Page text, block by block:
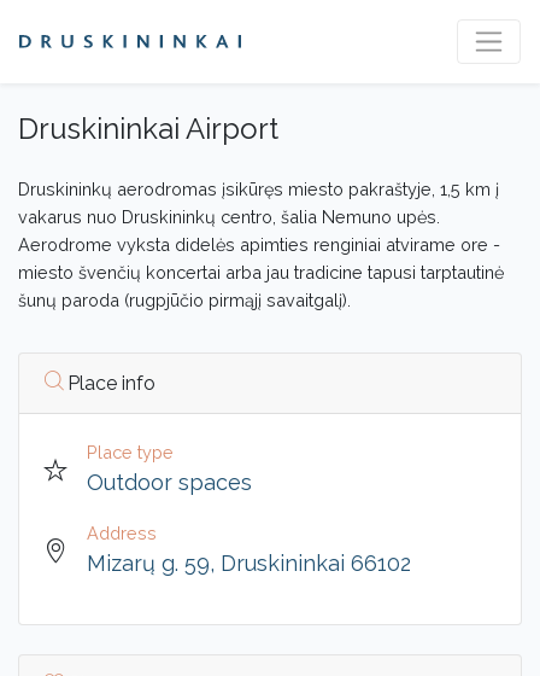
Druskininkai Airport
Druskininkų aerodromas įsikūręs miesto pakraštyje, 1,5 km į
vakarus nuo Druskininkų centro, šalia Nemuno upės.
Aerodrome vyksta didelės apimties renginiai atvirame ore -
miesto švenčių koncertai arba jau tradicine tapusi tarptautinė
šunų paroda (rugpjūčio pirmąjį savaitgalį).
Place info
Place type
Outdoor spaces
Address
Mizarų g. 59, Druskininkai 66102